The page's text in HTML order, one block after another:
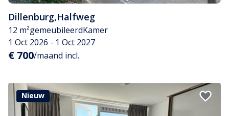
Dillenburg,Halfweg
12 m²gemeubileerdKamer
1 Oct 2026 - 1 Oct 2027
€ 700/maand incl.
Nieuw